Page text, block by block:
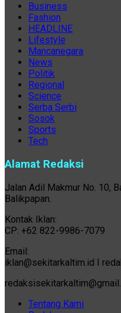
Business
Fashion
HEADLINE
Lifestyle
Mancanegara
News
Politik
Regional
Science
Serba Serbi
Sosok
Sports
Tech
Alamat Redaksi
Jalan Adil Makmur No. 10,
Balikpapan.
Kontak Iklan:
CP: +62 822-9986-7079
Email:
iklan@sekitarkaltim.id I
Tentang Kami